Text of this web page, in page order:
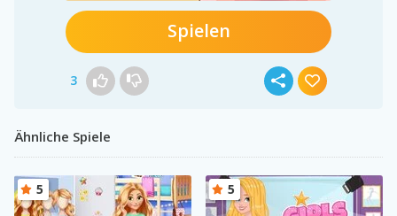
Spielen
3
Ähnliche Spiele
5 5